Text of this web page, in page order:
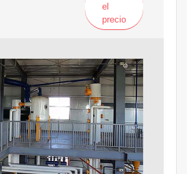
el
precio